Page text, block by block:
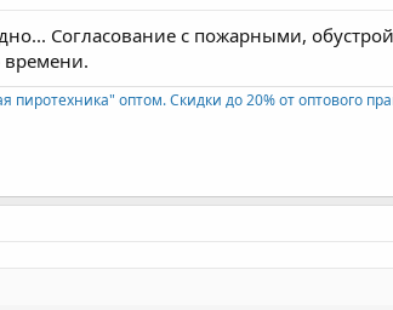
Согласование с пожарными,
времени.
оптом. Скидки до 20% от оптового